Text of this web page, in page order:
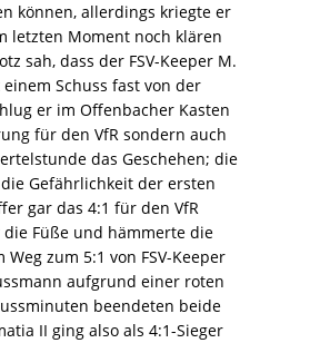
können, allerdings kriegte er
letzten Moment noch klären
sah, dass der FSV-Keeper M.
Schuss fast von der
er im Offenbacher Kasten
für den VfR sondern auch
das Geschehen; die
Gefährlichkeit der ersten
gar das 4:1 für den VfR
Füße und hämmerte die
zum 5:1 von FSV-Keeper
aufgrund einer roten
beendeten beide
II ging also als 4:1-Sieger